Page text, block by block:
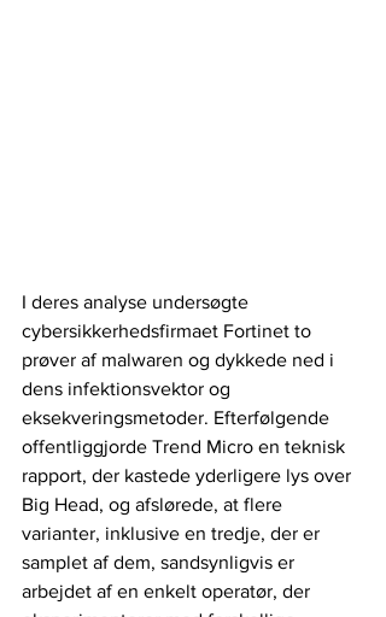
I deres analyse undersøgte
cybersikkerhedsfirmaet Fortinet to
prøver af malwaren og dykkede ned i
dens infektionsvektor og
eksekveringsmetoder. Efterfølgende
offentliggjorde Trend Micro en teknisk
rapport, der kastede yderligere lys over
Big Head, og afslørede, at flere
varianter, inklusive en tredje, der er
samplet af dem, sandsynligvis er
arbejdet af en enkelt operatør, der